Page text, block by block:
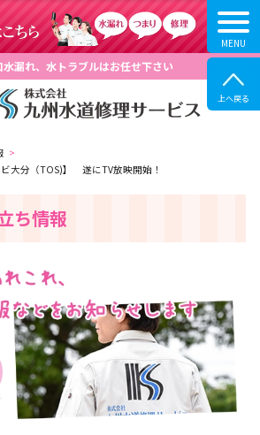
水漏れ、水トラブルはお任せ下さい
ビ大分（TOS)】 遂にTV放映開始！
ち情報